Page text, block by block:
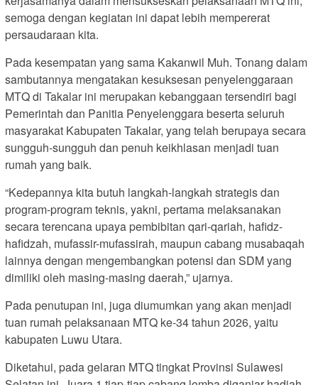
semoga dengan kegiatan ini dapat lebih mempererat
persaudaraan kita.
Pada kesempatan yang sama Kakanwil Muh. Tonang dalam
sambutannya mengatakan kesuksesan penyelenggaraan
MTQ di Takalar ini merupakan kebanggaan tersendiri bagi
Pemerintah dan Panitia Penyelenggara beserta seluruh
masyarakat Kabupaten Takalar, yang telah berupaya secara
sungguh-sungguh dan penuh keikhlasan menjadi tuan
rumah yang baik.
“Kedepannya kita butuh langkah-langkah strategis dan
program-program teknis, yakni, pertama melaksanakan
secara terencana upaya pembibitan qari-qariah, hafidz-
hafidzah, mufassir-mufassirah, maupun cabang musabaqah
lainnya dengan mengembangkan potensi dan SDM yang
dimiliki oleh masing-masing daerah,” ujarnya.
Pada penutupan ini, juga diumumkan yang akan menjadi
tuan rumah pelaksanaan MTQ ke-34 tahun 2026, yaitu
kabupaten Luwu Utara.
Diketahui, pada gelaran MTQ tingkat Provinsi Sulawesi